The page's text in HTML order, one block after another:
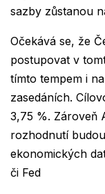
sazby zůstanou
Očekává se, že
postupovat v
tímto tempem i
zasedáních.
3,75 %. Zároveň
rozhodnutí
ekonomických
či Fed